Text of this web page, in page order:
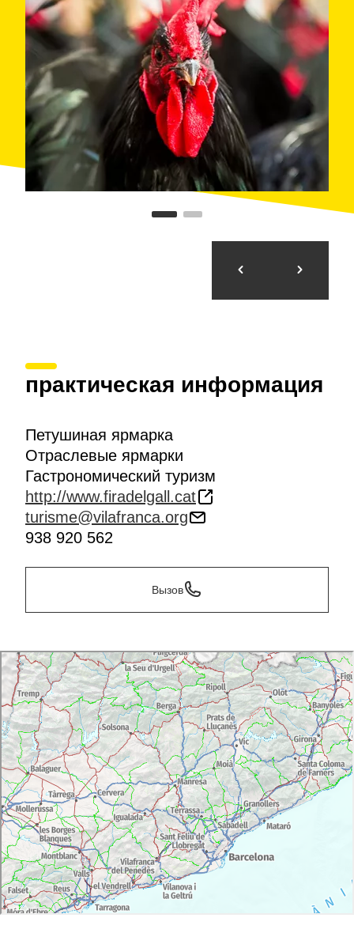
практическая информация
Петушиная ярмарка
Отраслевые ярмарки
Гастрономический туризм
http://www.firadelgall.cat
turisme@vilafranca.org
938 920 562
Вызов